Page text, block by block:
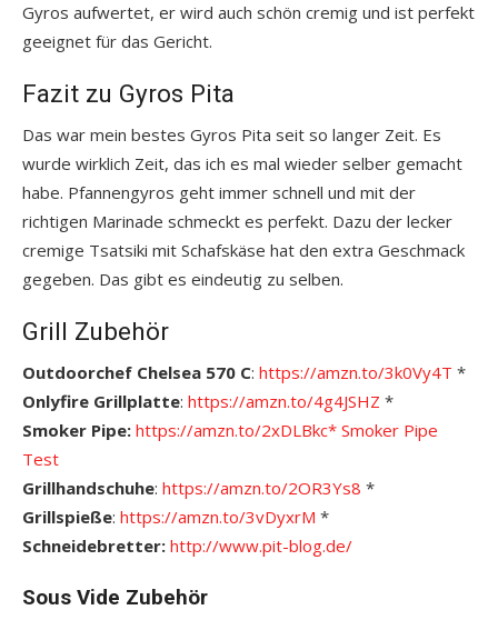
Gyros aufwertet, er wird auch schön cremig und ist perfekt
geeignet für das Gericht.
Fazit zu Gyros Pita
Das war mein bestes Gyros Pita seit so langer Zeit. Es
wurde wirklich Zeit, das ich es mal wieder selber gemacht
habe. Pfannengyros geht immer schnell und mit der
richtigen Marinade schmeckt es perfekt. Dazu der lecker
cremige Tsatsiki mit Schafskäse hat den extra Geschmack
gegeben. Das gibt es eindeutig zu selben.
Grill Zubehör
Outdoorchef Chelsea 570 C: https://amzn.to/3k0Vy4T *
Onlyfire Grillplatte: https://amzn.to/4g4JSHZ *
Smoker Pipe: https://amzn.to/2xDLBkc* Smoker Pipe
Test
Grillhandschuhe: https://amzn.to/2OR3Ys8 *
Grillspieße: https://amzn.to/3vDyxrM *
Schneidebretter: http://www.pit-blog.de/
Sous Vide Zubehör